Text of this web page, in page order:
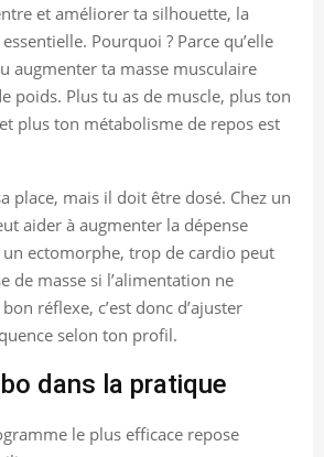
et améliorer ta silhouette, la
Pourquoi ? Parce qu’elle
augmenter ta masse musculaire
poids. Plus tu as de muscle, plus ton
plus ton métabolisme de repos est
place, mais il doit être dosé. Chez un
aider à augmenter la dépense
un ectomorphe, trop de cardio peut
de masse si l’alimentation ne
réflexe, c’est donc d’ajuster
selon ton profil.
dans la pratique
le plus efficace repose